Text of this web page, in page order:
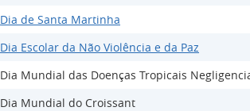
Dia de Santa Martinha
Dia Escolar da Não Violência e da Paz
Dia Mundial das Doenças Tropicais
Dia Mundial do Croissant